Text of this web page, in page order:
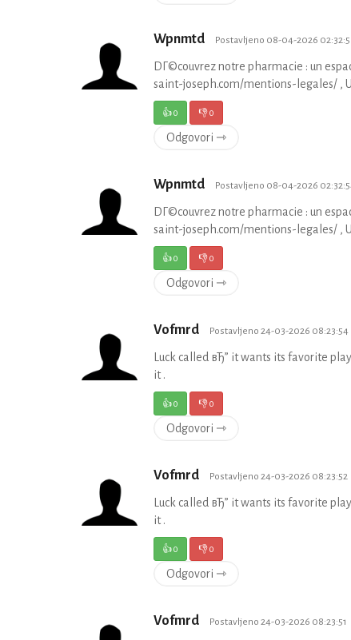
Wpnmtd Postavljeno 08-04-2026
DГ©couvrez notre pharmacie : un
saint-joseph.com/mentions-legales/ ,
👍0 👎0
Odgovori ⇾
Wpnmtd Postavljeno 08-04-2026
DГ©couvrez notre pharmacie : un
saint-joseph.com/mentions-legales/ ,
👍0 👎0
Odgovori ⇾
Vofmrd Postavljeno 24-03-2026 08:23:54
Luck called вЂ” it wants its favorite
it .
👍0 👎0
Odgovori ⇾
Vofmrd Postavljeno 24-03-2026 08:23:52
Luck called вЂ” it wants its favorite
it .
👍0 👎0
Odgovori ⇾
Vofmrd Postavljeno 24-03-2026 08:23:51